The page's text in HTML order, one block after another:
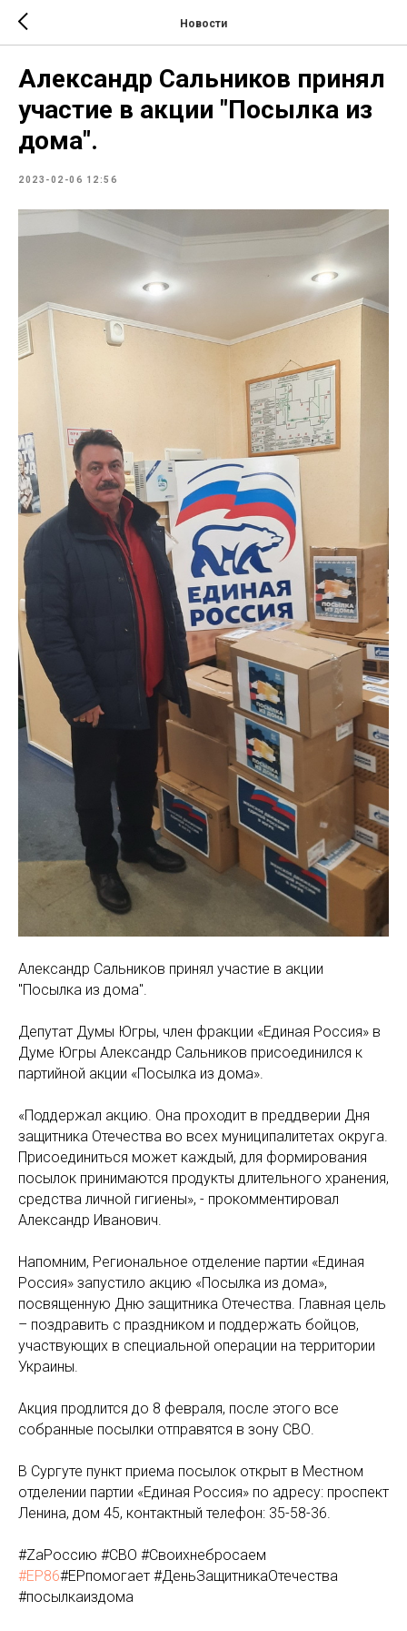
Новости
Александр Сальников принял
участие в акции "Посылка из
дома".
2023-02-06 12:56
Александр Сальников принял участие в акции
"Посылка из дома".
Депутат Думы Югры, член фракции «Единая Россия» в
Думе Югры Александр Сальников присоединился к
партийной акции «Посылка из дома».
«Поддержал акцию. Она проходит в преддверии Дня
защитника Отечества во всех муниципалитетах округа.
Присоединиться может каждый, для формирования
посылок принимаются продукты длительного хранения,
средства личной гигиены», - прокомментировал
Александр Иванович.
Напомним, Региональное отделение партии «Единая
Россия» запустило акцию «Посылка из дома»,
посвященную Дню защитника Отечества. Главная цель
– поздравить с праздником и поддержать бойцов,
участвующих в специальной операции на территории
Украины.
Акция продлится до 8 февраля, после этого все
собранные посылки отправятся в зону СВО.
В Сургуте пункт приема посылок открыт в Местном
отделении партии «Единая Россия» по адресу: проспект
Ленина, дом 45, контактный телефон: 35-58-36.
#ZаРоссию #СВО #Своихнебросаем
#ЕР86#ЕРпомогает #ДеньЗащитникаОтечества
#посылкаиздома